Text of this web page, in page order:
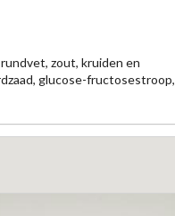
zout, kruiden en
glucose-fructosestroop,